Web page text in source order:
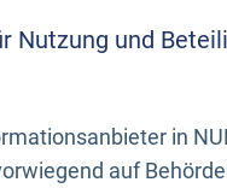
Nutzung und
in
auf